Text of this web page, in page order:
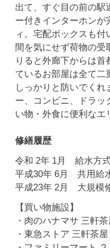
出て、すぐ目の前の駅
ー付きインターホンが
ィ。宅配ボックスも
間を気にせず荷物の受
りると外廊下からは
ているお部屋は全て二
しっかりと防いでく
ー、コンビニ、ドラッ
い物・外食に便利なエ
修繕履歴
令和 2年 1月 給水方
平成30年 6月 共用給
平成23年 2月 大規模
【買い物施設】
・肉のハナマサ 三軒茶
・東急ストア 三軒茶屋